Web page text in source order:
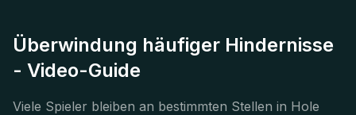
Überwindung häufiger Hindernisse
- Video-Guide
Viele Spieler bleiben an bestimmten Stellen in Hole